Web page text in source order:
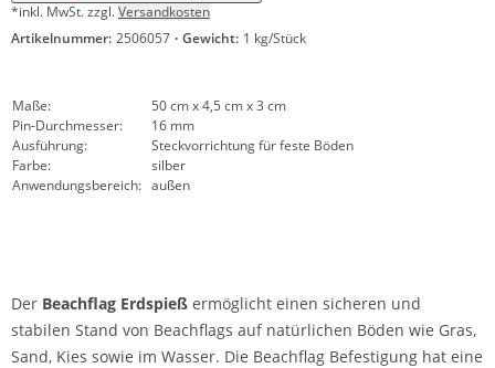
*inkl. MwSt. zzgl.Versandkosten
Artikelnummer: 2506057 · Gewicht: 1 kg/Stück
Maße:
50 cm x 4,5 cm x 3 cm
Pin-Durchmesser:
16 mm
Ausführung:
Steckvorrichtung für feste Böden
Farbe:
silber
Anwendungsbereich: außen
Der Beachflag Erdspieß ermöglicht einen sicheren und
stabilen Stand von Beachflags auf natürlichen Böden wie Gras,
Sand, Kies sowie im Wasser. Die Beachflag Befestigung hat eine